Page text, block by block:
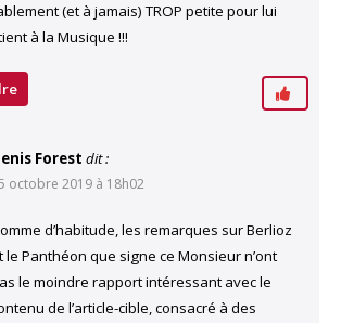
(et à jamais) TROP petite pour lui
à la Musique !!!
Forest dit :
octobre 2019 à 18h02
d’habitude, les remarques sur Berlioz
le Panthéon que signe ce Monsieur n’ont
le moindre rapport intéressant avec le
de l’article-cible, consacré à des